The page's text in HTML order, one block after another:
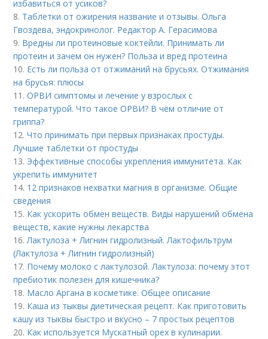
избавиться от усиков?
8. Таблетки от ожирения название и отзывы. Ольга
Гвоздева, эндокринолог. Редактор А. Герасимова
9. Вредны ли протеиновые коктейли. Принимать ли
протеин и зачем он нужен? Польза и вред протеина
10. Есть ли польза от отжиманий на брусьях. Отжимания
на брусья: плюсы
11.ОРВИ симптомы и лечение у взрослых с
температурой. Что такое ОРВИ? В чём отличие от
гриппа?
12.Что принимать при первых признаках простуды.
Лучшие таблетки от простуды
13. Эффективные способы укрепления иммунитета. Как
укрепить иммунитет
14. 12 признаков нехватки магния в организме. Общие
сведения
15. Как ускорить обмен веществ. Виды нарушений обмена
веществ, какие нужны лекарства
16.Лактулоза + Лигнин гидролизный. Лактофильтрум
(Лактулоза + Лигнин гидролизный)
17. Почему молоко с лактулозой. Лактулоза: почему этот
пребиотик полезен для кишечника?
18. Масло Аргана в косметике. Общее описание
19. Каша из тыквы диетическая рецепт. Как приготовить
кашу из тыквы быстро и вкусно – 7 простых рецептов
20. Как используется Мускатный орех в кулинарии.